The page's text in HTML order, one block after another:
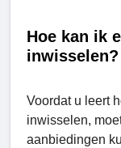
Hoe kan ik
inwisselen?
Voordat u leert
inwisselen,
aanbiedingen